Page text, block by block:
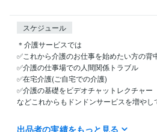
スケジュール
＊介護サービスでは
✅これから介護のお仕事を始めたい方の背
✅介護の仕事場での人間関係トラブル
✅在宅介護(ご自宅での介護)
✅介護の基礎をビデオチャットレクチャー
などこれからもドンドンサービスを増やし
＊心の悩み緑色のサービス
出品者の実績をもっと見る